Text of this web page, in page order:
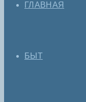
ГЛАВНАЯ
БЫТ